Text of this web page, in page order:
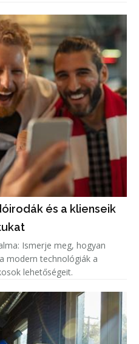
és a klienseik
Ismerje meg, hogyan
modern technológiák a
lehetőségeit.